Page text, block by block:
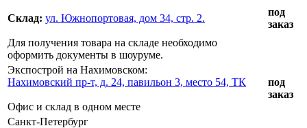
Склад: ул. Южнопортовая, дом 34, стр. 2.
Для получения товара на складе необходимо
оформить документы в шоуруме.
под
заказ
Экспострой на Нахимовском:
Нахимовский пр-т, д. 24, павильон 3, место 54, ТК
Офис и склад в одном месте
под
заказ
Санкт-Петербург